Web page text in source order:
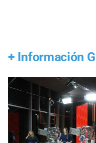
+ Información